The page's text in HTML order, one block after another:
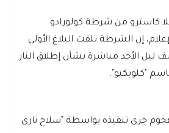
كاسترو من شرطة كولورادو
إن الشرطة تلقت البلاغ الأولي
ليل الأحد مباشرة بشأن إطلاق النار
"كلوبكيو".
جرى تنفيذه بواسطة "سلاح ناري